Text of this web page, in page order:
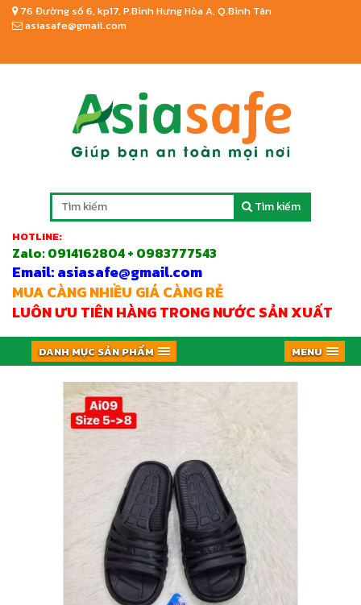
76 Đường số 6, kp17, P.Bình Hưng Hòa A, Q.Bình Tân
asiasafe@gmail.com
Tìm kiếm
HOTLINE:
Zalo:0914162804 + 0983777543
Email: asiasafe@gmail.com
MUA CÀNG NHIỀU GIÁ CÀNG RẺ
LUÔN ƯU TIÊN HÀNG TRONG NƯỚC SẢN XUẤT
DANH MỤC SẢN PHẨM MENU